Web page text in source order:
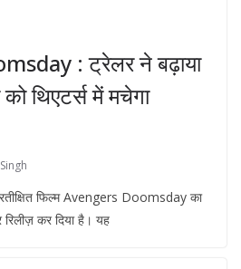
: ट्रेलर ने बढ़ाया
थिएटर्स में मचेगा
फिल्म Avengers Doomsday का
रिलीज़ कर दिया है। यह